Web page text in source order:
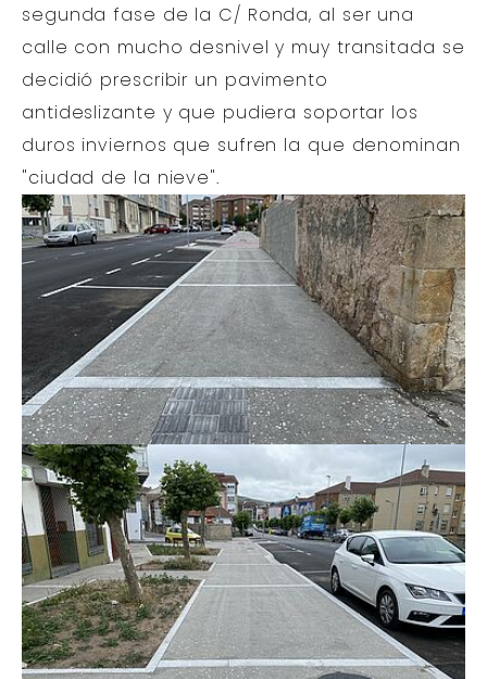
segunda fase de la C/ Ronda, al ser una
calle con mucho desnivel y muy transitada se
decidió prescribir un pavimento
antideslizante y que pudiera soportar los
duros inviernos que sufren la que denominan
"ciudad de la nieve".